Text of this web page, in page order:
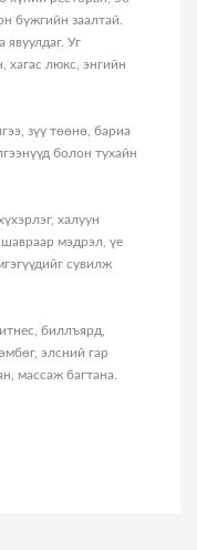
бүжгийн заалтай.
Уг
хагас люкс, энгийн
зүү төөнө, бариа
болон тухайн
халуун
мэдрэл, үе
сувилж
биллъярд,
элсний гар
массаж багтана.